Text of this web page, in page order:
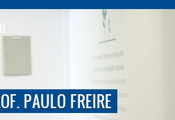
PAULO FREIRE